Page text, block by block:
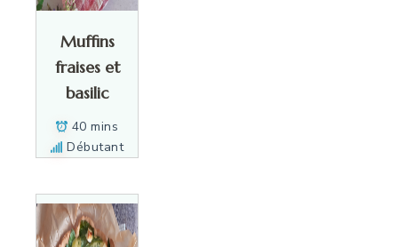
Muffins
fraises et
basilic
40 mins
Débutant